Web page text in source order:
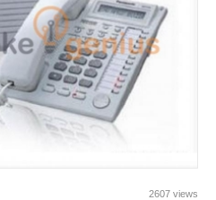
2607 views